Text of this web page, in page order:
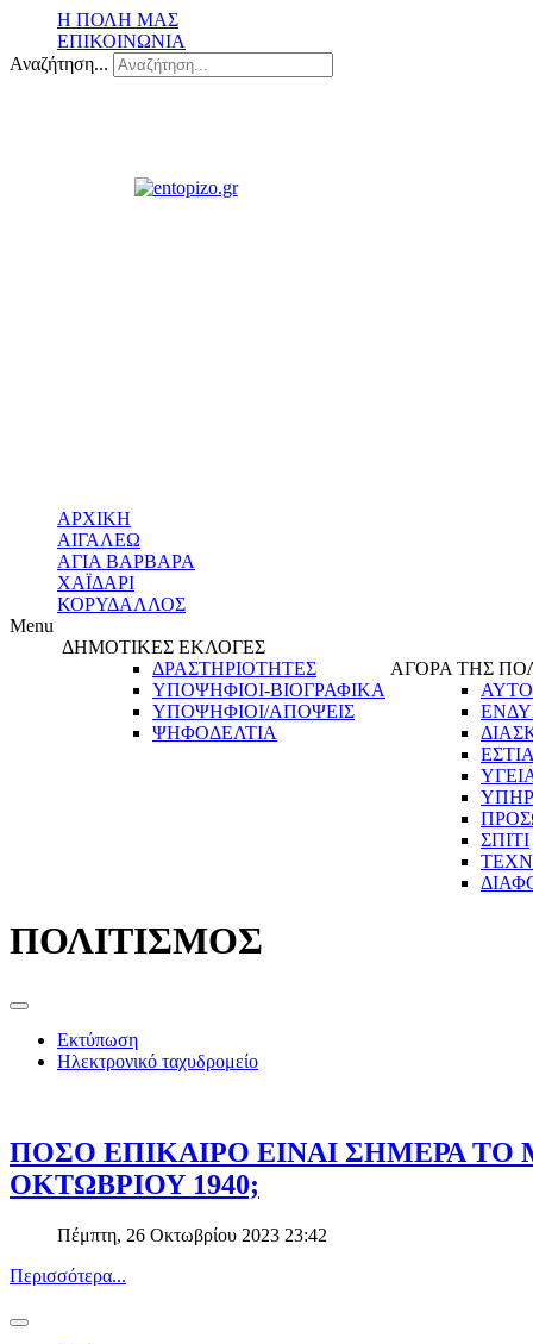
Η ΠΟΛΗ ΜΑΣ
ΕΠΙΚΟΙΝΩΝΙΑ
Αναζήτηση...
ΑΡΧΙΚΗ
ΑΙΓΑΛΕΩ
ΑΓΙΑ ΒΑΡΒΑΡΑ
ΧΑΪΔΑΡΙ
ΚΟΡΥΔΑΛΛΟΣ
Menu
ΔΗΜΟΤΙΚΕΣ ΕΚΛΟΓΕΣ
ΔΡΑΣΤΗΡΙΟΤΗΤΕΣ
ΥΠΟΨΗΦΙΟΙ-ΒΙΟΓΡΑΦΙΚΑ
ΥΠΟΨΗΦΙΟΙ/ΑΠΟΨΕΙΣ
ΨΗΦΟΔΕΛΤΙΑ
ΑΓΟΡΑ ΤΗΣ
ΣΠΙΤΙ
ΠΟΛΙΤΙΣΜΟΣ
Εκτύπωση
Ηλεκτρονικό ταχυδρομείο
ΠΟΣΟ ΕΠΙΚΑΙΡΟ ΕΙΝΑΙ ΣΗΜΕΡΑ
ΟΚΤΩΒΡΙΟΥ 1940;
Πέμπτη, 26 Οκτωβρίου 2023 23:42
Περισσότερα...